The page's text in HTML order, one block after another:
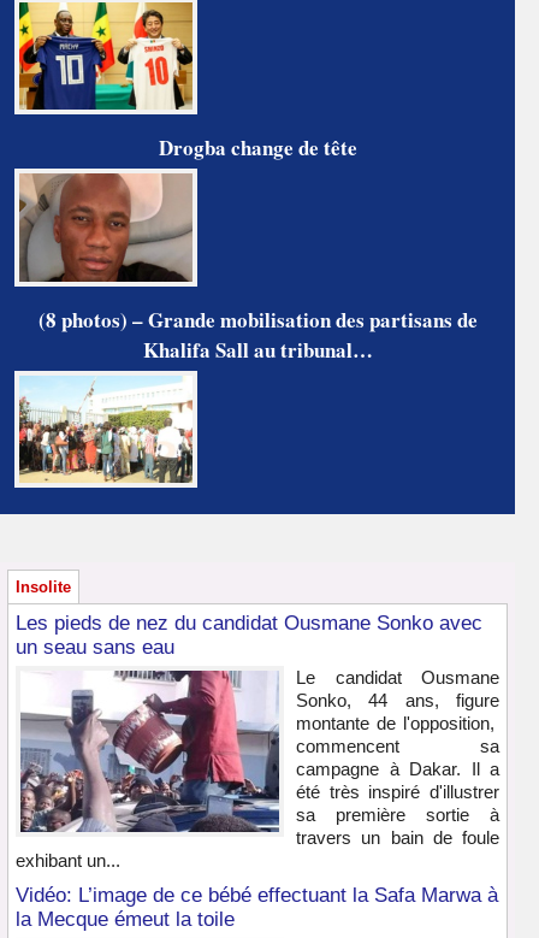
Drogba change de tête
(8 photos) – Grande mobilisation des partisans de
Khalifa Sall au tribunal…
Insolite
Les pieds de nez du candidat Ousmane Sonko avec
un seau sans eau
Le candidat Ousmane
Sonko, 44 ans, figure
montante de l'opposition,
commencent sa
campagne à Dakar. Il a
été très inspiré d'illustrer
sa première sortie à
travers un bain de foule
exhibant un...
Vidéo: L’image de ce bébé effectuant la Safa Marwa à
la Mecque émeut la toile